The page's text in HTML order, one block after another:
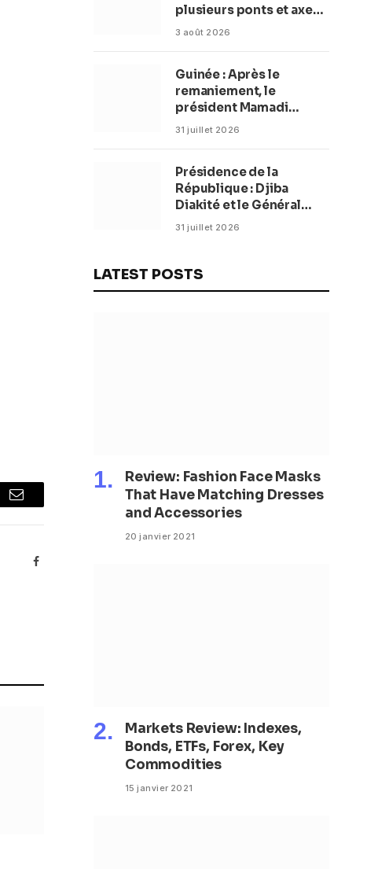
Email
Facebook
plusieurs ponts et axes
routiers
3 août 2026
Guinée : Après le
remaniement, le
président Mamadi
Doumbouya fixe les
31 juillet 2026
Présidence de la
République : Djiba
Diakité et le Général
Amara Camara
31 juillet 2026
LATEST POSTS
Review: Fashion Face Masks
That Have Matching Dresses
and Accessories
20 janvier 2021
Markets Review: Indexes,
Bonds, ETFs, Forex, Key
Commodities
15 janvier 2021